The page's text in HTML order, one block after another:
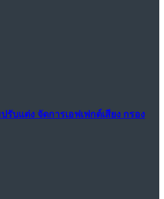
รับแต่ง จัดการเอฟเฟกต์เสียง กรอง